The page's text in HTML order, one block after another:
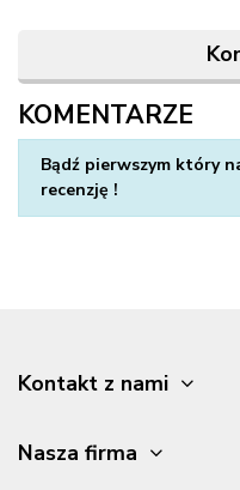
KOMENTARZE
Bądź pierwszym który
recenzję !
Kontakt z nami
Nasza firma